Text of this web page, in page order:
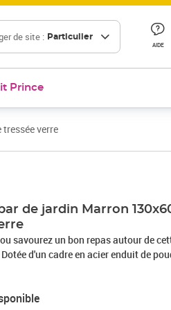
de site : Particulier
AIDE
Prince
verre
de jardin Marron
savourez un bon repas autour de
d'un cadre en acier enduit de
intempéries, cette table de
de table robuste est idéal pour